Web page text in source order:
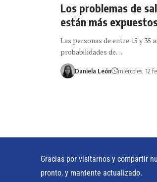
Los problemas de
están más
Las personas de entre 15 y 35
probabilidades de…
Daniela León miércoles, 12
Gracias por visitarnos y compartir
pronto, y mantente actualizado.